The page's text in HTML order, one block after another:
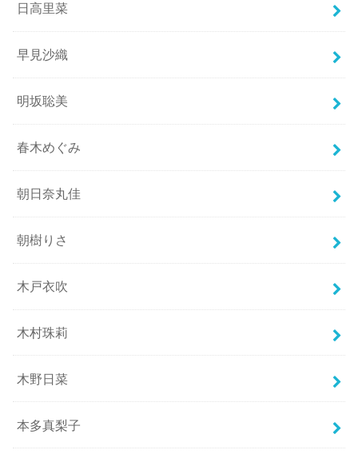
日高里菜
早見沙織
明坂聡美
春木めぐみ
朝日奈丸佳
朝樹りさ
木戸衣吹
木村珠莉
木野日菜
本多真梨子